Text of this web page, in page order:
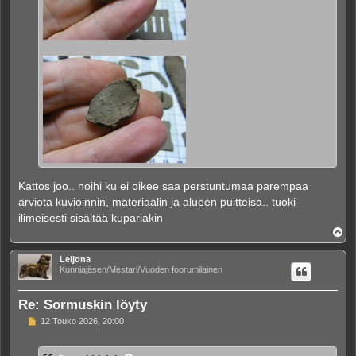
Kattos joo.. noihi ku ei oikee saa perstuntumaa parempaa
arviota kuvioinnin, materiaalin ja alueen puitteisa.. tuoki
ilimeisesti sisältää kupariakin
l
ö
Leijona
Kunniajäsen/Mestari/Vuoden foorumilainen
Re: Sormuskin löyty
V
s
12 Touko 2026, 20:00